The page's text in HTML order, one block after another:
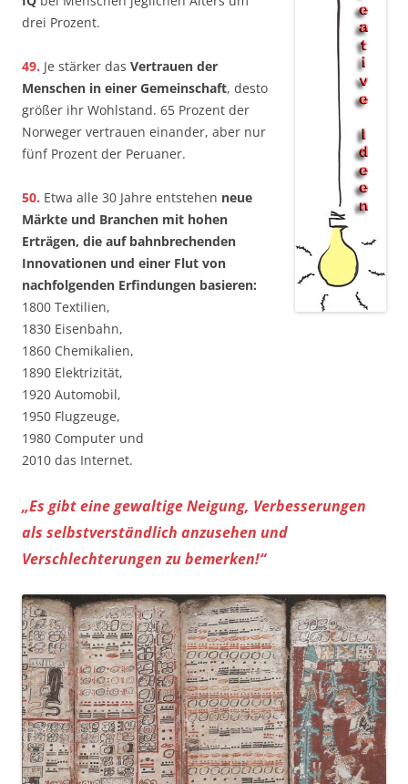
drei Prozent.
49. Je stärker das Vertrauen der
Menschen in einer Gemeinschaft, desto
größer ihr Wohlstand. 65 Prozent der
Norweger vertrauen einander, aber nur
fünf Prozent der Peruaner.
50. Etwa alle 30 Jahre entstehen neue
Märkte und Branchen mit hohen
Erträgen, die auf bahnbrechenden
Innovationen und einer Flut von
nachfolgenden Erfindungen basieren:
1800 Textilien,
1830 Eisenbahn,
1860 Chemikalien,
1890 Elektrizität,
1920 Automobil,
1950 Flugzeuge,
1980 Computer und
2010 das Internet.
„Es gibt eine gewaltige Neigung, Verbesserungen
als selbstverständlich anzusehen und
Verschlechterungen zu bemerken!“